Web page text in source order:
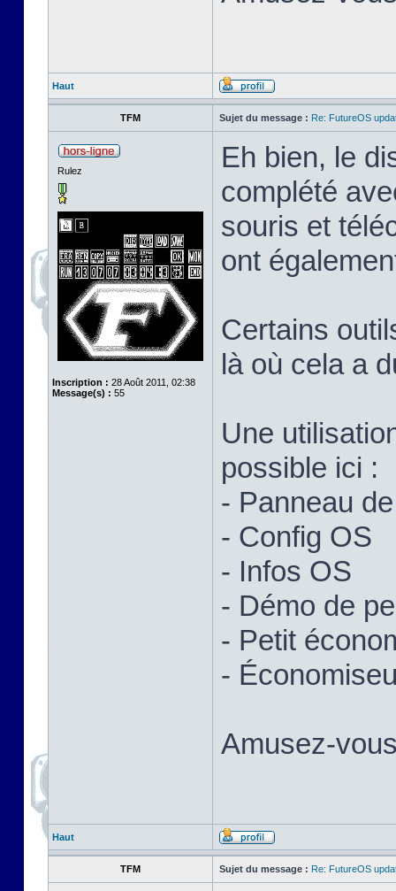
Haut
TFM Sujet du message : Re: FutureOS
Rulez
Inscription : 28 Août 2011, 02:38
Message(s) : 55
Eh bien, le
complété
souris et
ont
Certains
là où cela a
Une
possible ici :
- Panneau
- Config OS
- Infos OS
- Démo de
- Petit
-
Amusez-
Haut
TFM Sujet du message : Re: FutureOS